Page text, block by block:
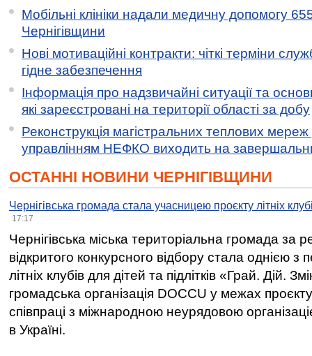
Мобільні клініки надали медичну допомогу
Чернігівщини
Нові мотиваційні контракти: чіткі терміни
гідне забезпечення
Інформація про надзвичайні ситуації та
які зареєстровані на території області за добу
Реконструкція магістральних теплових мереж
управлінням НЕФКО виходить на
ОСТАННІ НОВИНИ ЧЕРНІГІВЩИНИ
Чернігівська громада стала учасницею проєкту літніх
17:17
Чернігівська міська територіальна громада за
відкритого конкурсного відбору стала однією
літніх клубів для дітей та підлітків «Грай. Дій.
громадська організація DOCCU у межах
співпраці з міжнародною неурядовою
в Україні.